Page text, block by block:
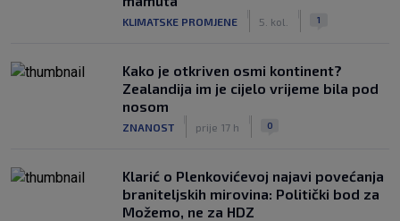
KLIMATSKE PROMJENE 5. kol. 1
Kako je otkriven osmi kontinent?
Zealandija im je cijelo vrijeme bila pod
nosom
ZNANOST prije 17 h 0
Klarić o Plenkovićevoj najavi povećanja
braniteljskih mirovina: Politički bod za
Možemo, ne za HDZ